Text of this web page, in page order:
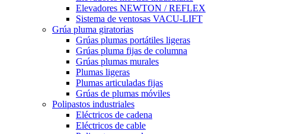
Elevadores NEWTON / REFLEX
Sistema de ventosas VACU-LIFT
Grúa pluma giratorias
Grúas plumas portátiles ligeras
Grúas pluma fijas de columna
Grúas plumas murales
Plumas ligeras
Plumas articuladas fijas
Grúas de plumas móviles
Polipastos industriales
Eléctricos de cadena
Eléctricos de cable